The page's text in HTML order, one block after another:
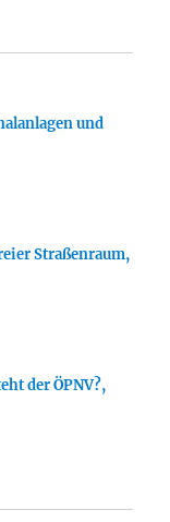
und
Straßenraum,
der ÖPNV?,